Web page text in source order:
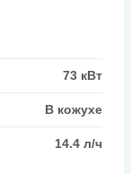
73 кВт
В кожухе
14.4 л/ч